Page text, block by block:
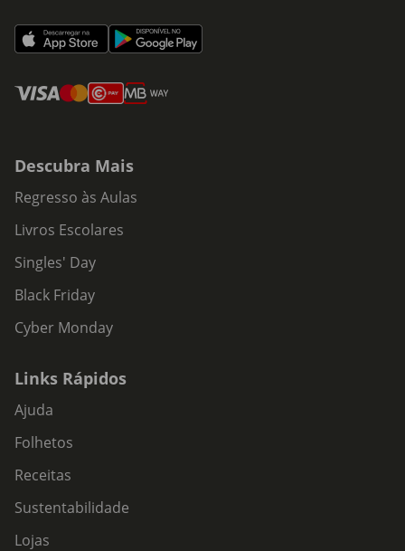
Descubra Mais
Regresso às Aulas
Livros Escolares
Singles' Day
Black Friday
Cyber Monday
Links Rápidos
Ajuda
Folhetos
Receitas
Sustentabilidade
Lojas